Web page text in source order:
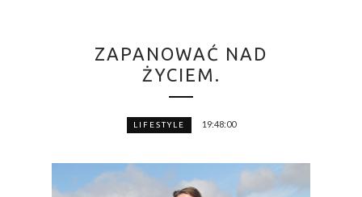
ZAPANOWAĆ NAD
ŻYCIEM.
LIFESTYLE 19:48:00